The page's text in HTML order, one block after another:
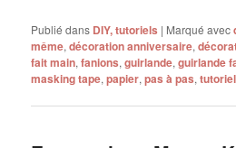
Publié dans DIY, tutoriels | Marqué avec
même,décoration anniversaire,
fait main,fanions,guirlande,guirlande
masking tape,papier,pas à pas,tutoriel